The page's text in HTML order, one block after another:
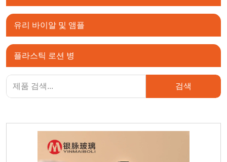
유리 바이알 및 앰플
플라스틱 로션 병
검색